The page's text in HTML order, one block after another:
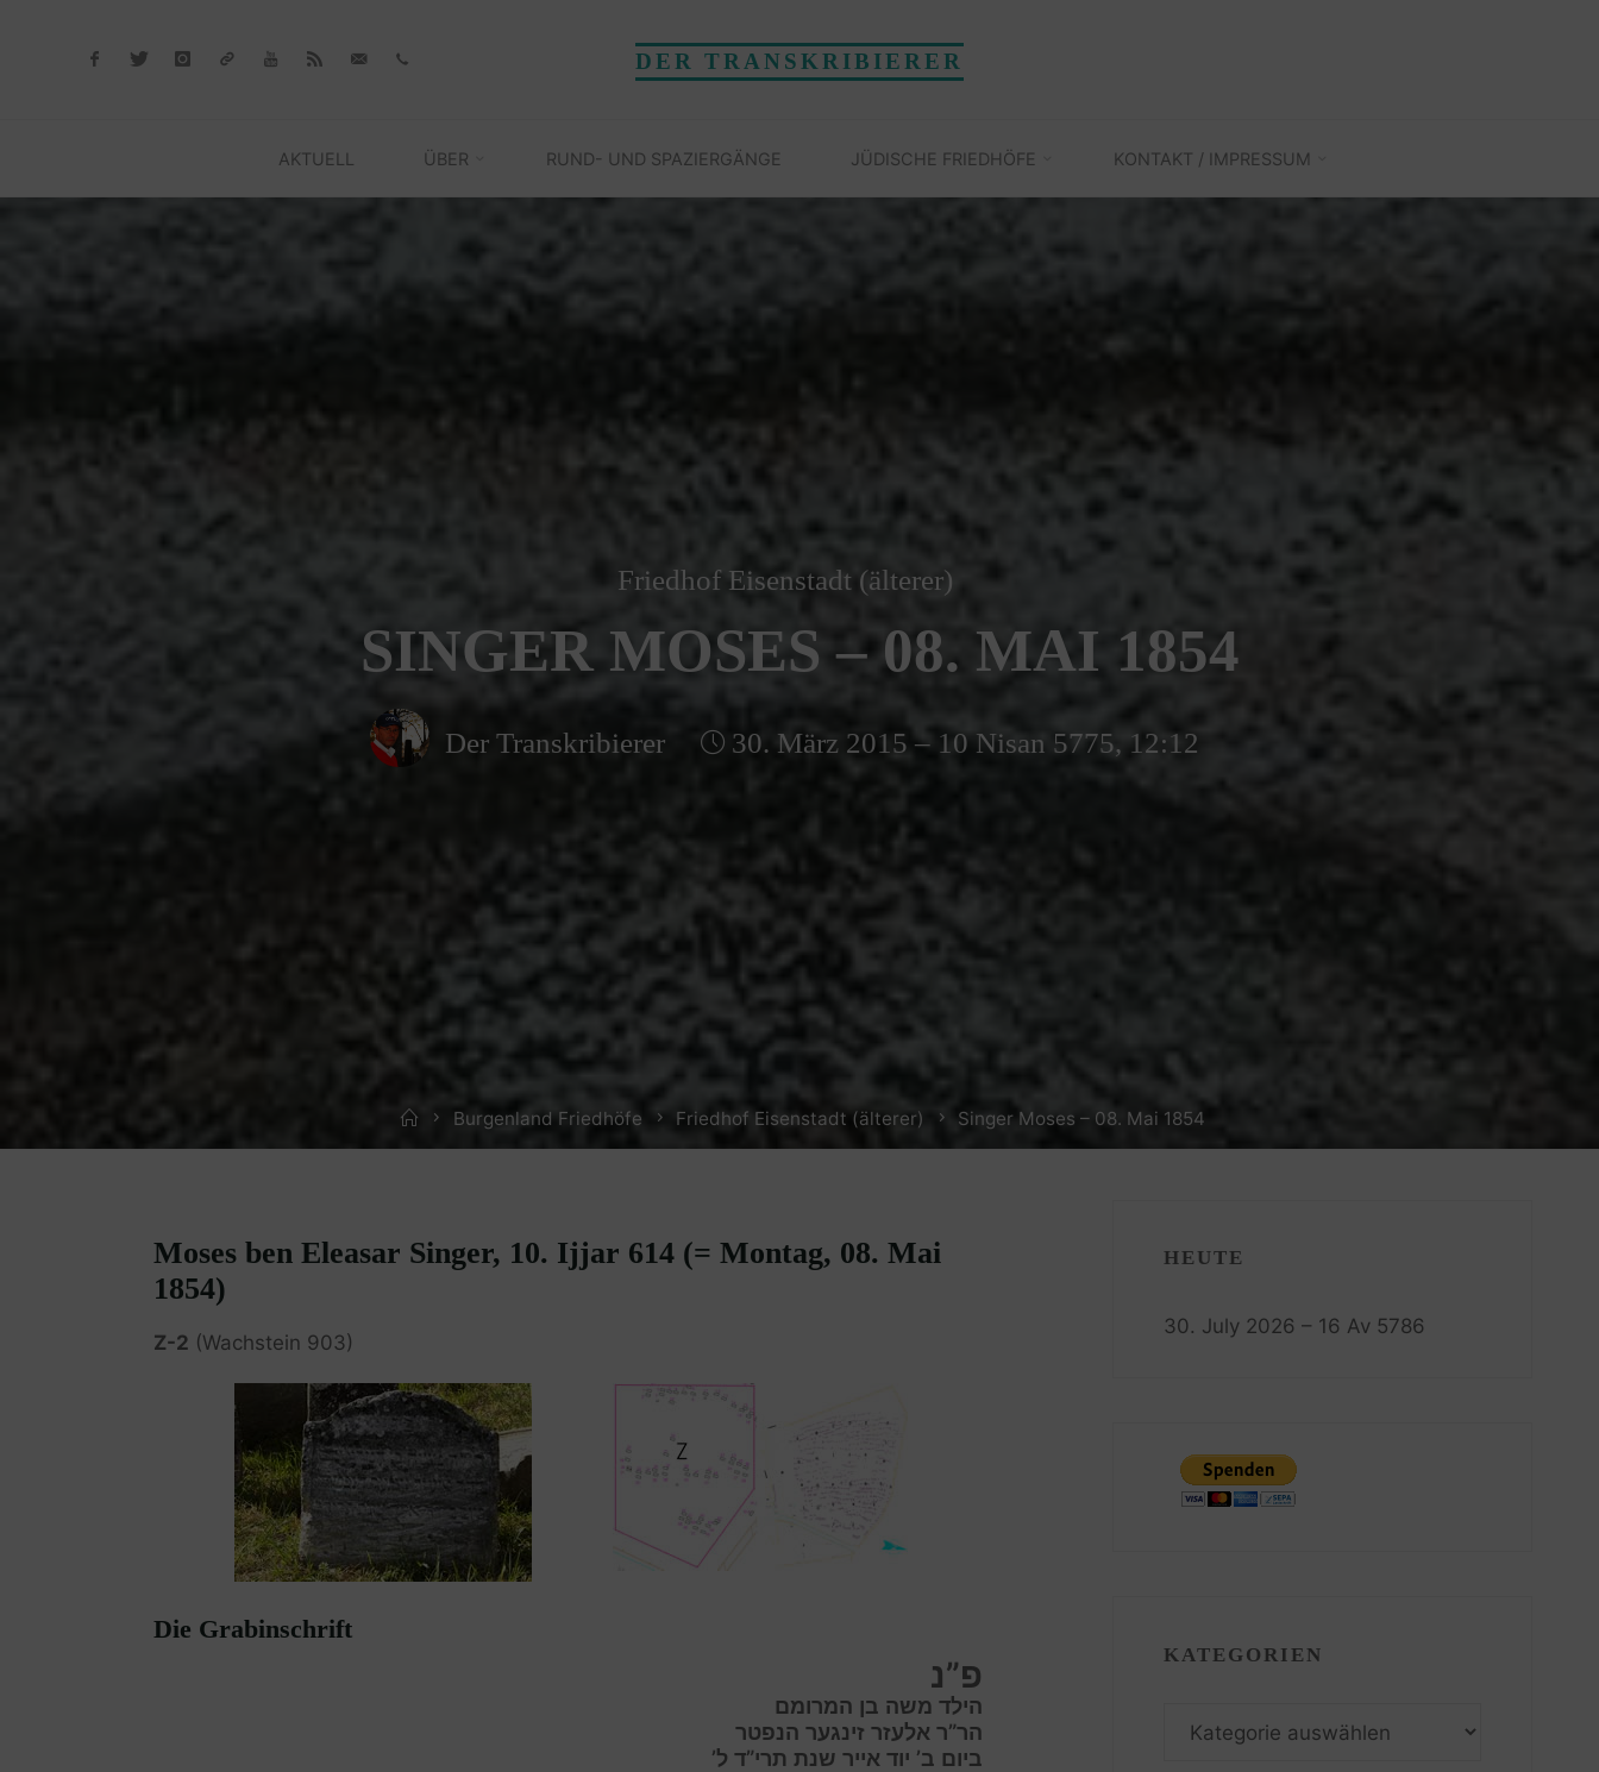
DER TRANSKRIBIERER
AKTUELL ÜBER RUND- UND SPAZIERGÄNGE JÜDISCHE FRIEDHÖFE KONTAKT / IMPRESSUM
Friedhof Eisenstadt (älterer)
SINGER MOSES – 08. MAI 1854
Der Transkribierer 30. März 2015 – 10 Nisan 5775, 12:12
HomeBurgenland Friedhöfe Friedhof Eisenstadt (älterer) Singer Moses – 08. Mai 1854
Moses ben Eleasar Singer, 10. Ijjar 614 (= Montag, 08. Mai
1854)
Z-2 (Wachstein 903)
Die Grabinschrift
פ”נ
הילד משה בן המרומם
הר”ר אלעזר זינגער הנפטר
ביום ב’ יוד אייר שנת תרי”ד ל’
HEUTE
30. July 2026 – 16 Av 5786
KATEGORIEN